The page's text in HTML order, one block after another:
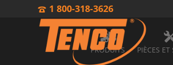
1 800-318-3626
PRODUITS PIÈCES ET